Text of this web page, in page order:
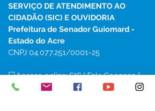
SERVIÇO DE ATENDIMENTO AO
CIDADÃO (SIC) E OUVIDORIA
Prefeitura de Senador Guiomard -
Estado do Acre
CNPJ 04.077.251/0001-25
💻Acesso online: SIC | Fale Conosco |
Ouvidoria | Portal de Transparência
|